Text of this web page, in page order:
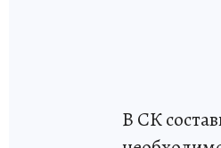
В СК